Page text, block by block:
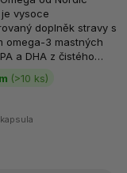
(>10 ks)
vysoce
doplněk stravy s
omega-3 mastných
a DHA z čistého
V jedné denní
ve 2...